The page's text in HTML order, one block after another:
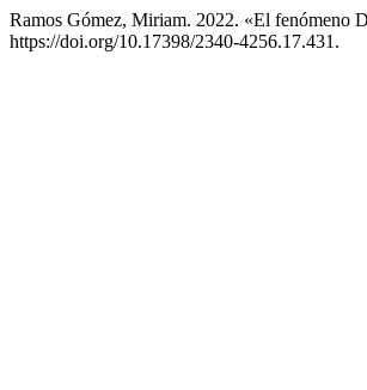
Ramos Gómez, Miriam. 2022. «El fenómeno
https://doi.org/10.17398/2340-4256.17.431.